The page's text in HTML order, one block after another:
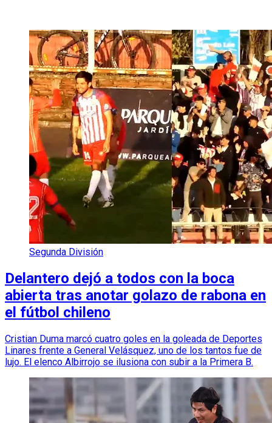
Segunda División
Delantero dejó a todos con la boca
abierta tras anotar golazo de rabona en
el fútbol chileno
Cristian Duma marcó cuatro goles en la goleada de Deportes
Linares frente a General Velásquez, uno de los tantos fue de
lujo. El elenco Albirrojo se ilusiona con subir a la Primera B.